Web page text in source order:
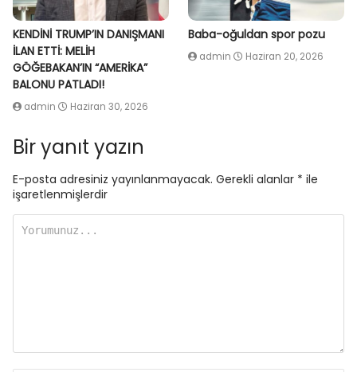
KENDİNİ TRUMP’IN DANIŞMANI
İLAN ETTİ: MELİH
GÖĞEBAKAN’IN “AMERİKA”
BALONU PATLADI!
admin Haziran 30, 2026
Baba-oğuldan spor pozu
admin Haziran 20, 2026
Bir yanıt yazın
E-posta adresiniz yayınlanmayacak. Gerekli alanlar * ile
işaretlenmişlerdir